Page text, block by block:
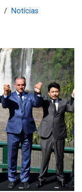
Notícias